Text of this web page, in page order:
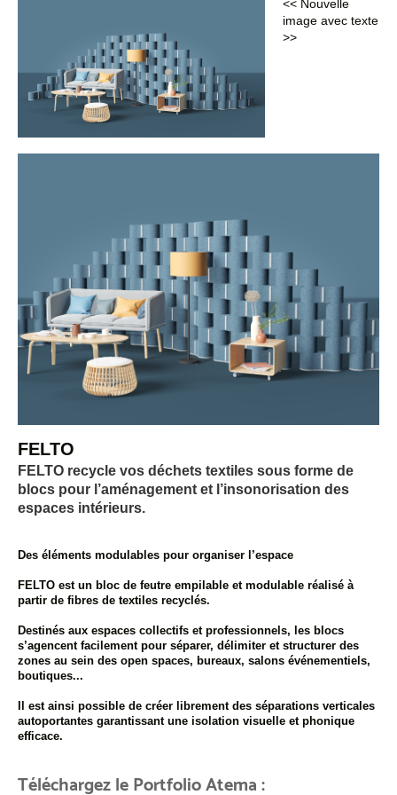
<< Nouvelle
image avec texte
>>
FELTO
FELTO recycle vos déchets textiles sous forme de
blocs pour l’aménagement et l’insonorisation des
espaces intérieurs.
Des éléments modulables pour organiser l’espace
FELTO est un bloc de feutre empilable et modulable réalisé à
partir de fibres de textiles recyclés.
Destinés aux espaces collectifs et professionnels, les blocs
s’agencent facilement pour séparer, délimiter et structurer des
zones au sein des open spaces, bureaux, salons événementiels,
boutiques...
Il est ainsi possible de créer librement des séparations verticales
autoportantes garantissant une isolation visuelle et phonique
efficace.
Téléchargez le Portfolio Atema :